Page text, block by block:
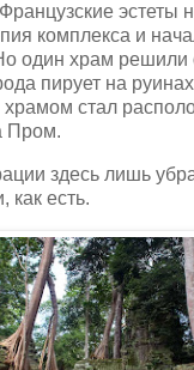
эстеты
комплекса и
один храм решили
пирует на
стал
Пром.
здесь лишь
как есть.